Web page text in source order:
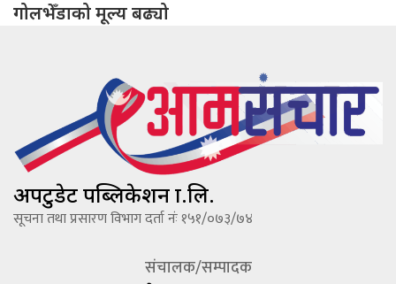
गोलभेँडाको मूल्य बढ्यो
अपटुडेट पब्लिकेशन प्रा.लि.
सूचना तथा प्रसारण विभाग दर्ता नंः १५१/०७३/७४
संचालक/सम्पादक